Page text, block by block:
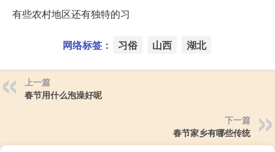
有些农村地区还有独特的习
网络标签： 习俗 山西 湖北
上一篇
春节用什么泡澡好呢
下一篇
春节家乡有哪些传统